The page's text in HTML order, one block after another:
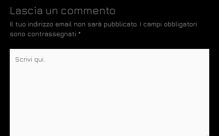
Lascia un commento
Il tuo indirizzo email non sarà pubblicato. I campi obbligatori
sono contrassegnati *
qui..